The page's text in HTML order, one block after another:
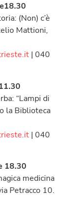
(Non) c’è
Mattioni,
| 040
“Lampi di
la Biblioteca
| 040
18.30
medicina
Petracco 10.